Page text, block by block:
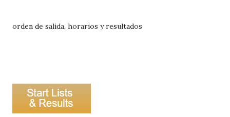
orden de salida, horarios y resultados